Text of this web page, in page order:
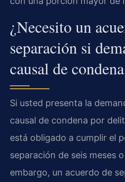
¿Necesito un
separación si
causal de
Si usted presenta la
causal de condena por
está obligado a cumplir el
separación de seis meses
embargo, un acuerdo de